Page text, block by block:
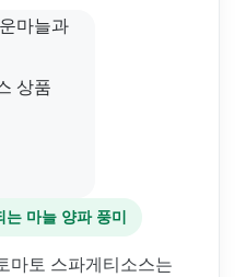
는 마늘 양파 풍미
마토 스파게티소스는